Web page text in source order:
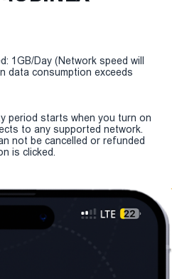
1GB/Day (Network speed will
data consumption exceeds
period starts when you turn on
to any supported network.
not be cancelled or refunded
is clicked.